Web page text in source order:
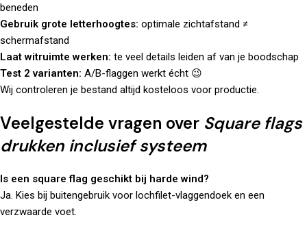
beneden
Gebruik grote letterhoogtes: optimale zichtafstand ≠
schermafstand
Laat witruimte werken: te veel details leiden af van je boodschap
Test 2 varianten: A/B-flaggen werkt écht 😉
Wij controleren je bestand altijd kosteloos voor productie.
Veelgestelde vragen over Square flags
drukken inclusief systeem
Is een square flag geschikt bij harde wind?
Ja. Kies bij buitengebruik voor lochfilet-vlaggendoek en een
verzwaarde voet.